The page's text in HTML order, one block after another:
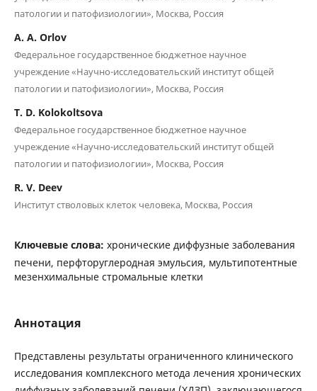
патологии и патофизиологии», Москва, Россия
A. A. Orlov
Федеральное государственное бюджетное научное
учреждение «Научно-исследовательский институт общей
патологии и патофизиологии», Москва, Россия
T. D. Kolokoltsova
Федеральное государственное бюджетное научное
учреждение «Научно-исследовательский институт общей
патологии и патофизиологии», Москва, Россия
R. V. Deev
Институт стволовых клеток человека, Москва, Россия
Ключевые слова: хронические диффузные заболевания
печени, перфторуглеродная эмульсия, мультипотентные
мезенхимальные стромальные клетки
Аннотация
Представлены результаты ограниченного клинического
исследования комплексного метода лечения хронических